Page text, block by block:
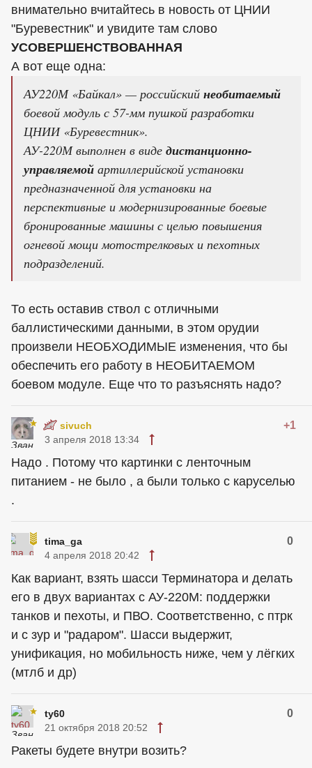
внимательно вчитайтесь в новость от ЦНИИ
"Буревестник" и увидите там слово
УСОВЕРШЕНСТВОВАННАЯ
А вот еще одна:
АУ220М «Байкал» — российский необитаемый
боевой модуль с 57-мм пушкой разработки
ЦНИИ «Буревестник».
АУ-220М выполнен в виде дистанционно-
управляемой артиллерийской установки
предназначенной для установки на
перспективные и модернизированные боевые
бронированные машины с целью повышения
огневой мощи мотострелковых и пехотных
подразделений.
То есть оставив ствол с отличными
баллистическими данными, в этом орудии
произвели НЕОБХОДИМЫЕ изменения, что бы
обеспечить его работу в НЕОБИТАЕМОМ
боевом модуле. Еще что то разъяснять надо?
sivuch +1
3 апреля 2018 13:34
Надо . Потому что картинки с ленточным
питанием - не было , а были только с каруселью
.
tima_ga 0
4 апреля 2018 20:42
Как вариант, взять шасси Терминатора и делать
его в двух вариантах с АУ-220М: поддержки
танков и пехоты, и ПВО. Соответственно, с птрк
и с зур и "радаром". Шасси выдержит,
унификация, но мобильность ниже, чем у лёгких
(мтлб и др)
ty60 0
21 октября 2018 20:52
Ракеты будете внутри возить?